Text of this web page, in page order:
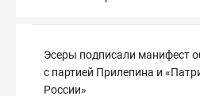
Эсеры подписали манифест
с партией Прилепина и
России»